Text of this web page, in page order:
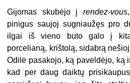
Gijomas skubėjo į rendez-vous
pinigus saujoj sugniaužęs pro
ilgai iš vieno buto galo į kitą
porcelianą, krištolą, sidabrą
Odilė pasakojo, ką paveldėjo, ką
kad per daug daiktų